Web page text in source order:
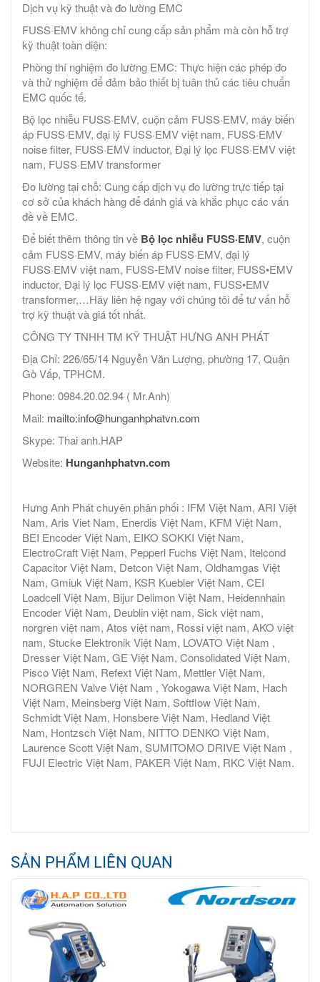
Dịch vụ kỹ thuật và đo lường EMC
FUSS·EMV không chỉ cung cấp sản phẩm mà còn hỗ trợ
kỹ thuật toàn diện:
Phòng thí nghiệm đo lường EMC: Thực hiện các phép đo
và thử nghiệm để đảm bảo thiết bị tuân thủ các tiêu chuẩn
EMC quốc tế.
Bộ lọc nhiễu FUSS·EMV, cuộn cảm FUSS·EMV, máy biến
áp FUSS·EMV, đại lý FUSS·EMV việt nam, FUSS·EMV
noise filter, FUSS·EMV inductor, Đại lý lọc FUSS·EMV việt
nam, FUSS·EMV transformer
Đo lường tại chỗ: Cung cấp dịch vụ đo lường trực tiếp tại
cơ sở của khách hàng để đánh giá và khắc phục các vấn
đề về EMC.
Để biết thêm thông tin về Bộ lọc nhiễu FUSS·EMV, cuộn
cảm FUSS·EMV, máy biến áp FUSS·EMV, đại lý
FUSS·EMV việt nam, FUSS-EMV noise filter, FUSS•EMV
inductor, Đại lý lọc FUSS·EMV việt nam, FUSS•EMV
transformer,…Hãy liên hệ ngay với chúng tôi để tư vấn hỗ
trợ kỹ thuật và giá tốt nhất.
CÔNG TY TNHH TM KỸ THUẬT HƯNG ANH PHÁT
Địa Chỉ: 226/65/14 Nguyễn Văn Lượng, phường 17, Quận
Gò Vấp, TPHCM.
Phone: 0984.20.02.94 ( Mr.Anh)
Mail: mailto:info@hunganhphatvn.com
Skype: Thai anh.HAP
Website: Hunganhphatvn.com
Hưng Anh Phát chuyên phân phối : IFM Việt Nam, ARI Việt
Nam, Aris Viet Nam, Enerdis Việt Nam, KFM Việt Nam,
BEI Encoder Việt Nam, EIKO SOKKI Việt Nam,
ElectroCraft Việt Nam, Pepperl Fuchs Việt Nam, Itelcond
Capacitor Việt Nam, Detcon Việt Nam, Oldhamgas Việt
Nam, Gmiuk Việt Nam, KSR Kuebler Việt Nam, CEI
Loadcell Việt Nam, Bijur Delimon Việt Nam, Heidennhain
Encoder Việt Nam, Deublin việt nam, Sick việt nam,
norgren việt nam, Atos việt nam, Rossi việt nam, AKO việt
nam, Stucke Elektronik Việt Nam, LOVATO Việt Nam ,
Dresser Việt Nam, GE Việt Nam, Consolidated Việt Nam,
Pisco Việt Nam, Refext Việt Nam, Mettler Việt Nam,
NORGREN Valve Việt Nam , Yokogawa Việt Nam, Hach
Việt Nam, Meinsberg Việt Nam, Softflow Việt Nam,
Schmidt Việt Nam, Honsbere Việt Nam, Hedland Việt
Nam, Hontzsch Việt Nam, NITTO DENKO Việt Nam,
Laurence Scott Việt Nam, SUMITOMO DRIVE Việt Nam ,
FUJI Electric Việt Nam, PAKER Việt Nam, RKC Việt Nam.
SẢN PHẨM LIÊN QUAN